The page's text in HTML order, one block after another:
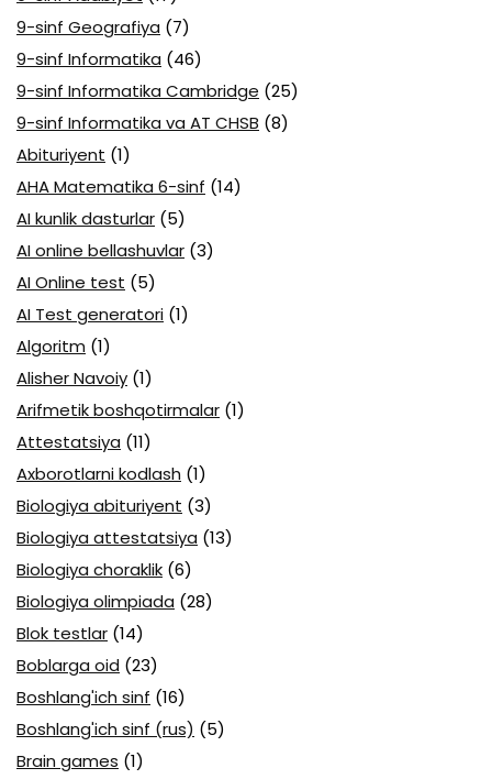
9-sinf Geografiya (7)
9-sinf Informatika (46)
9-sinf Informatika Cambridge (25)
9-sinf Informatika va AT CHSB (8)
Abituriyent (1)
AHA Matematika 6-sinf (14)
AI kunlik dasturlar (5)
AI online bellashuvlar (3)
AI Online test (5)
AI Test generatori (1)
Algoritm (1)
Alisher Navoiy (1)
Arifmetik boshqotirmalar (1)
Attestatsiya (11)
Axborotlarni kodlash (1)
Biologiya abituriyent (3)
Biologiya attestatsiya (13)
Biologiya choraklik (6)
Biologiya olimpiada (28)
Blok testlar (14)
Boblarga oid (23)
Boshlang'ich sinf (16)
Boshlang'ich sinf (rus) (5)
Brain games (1)